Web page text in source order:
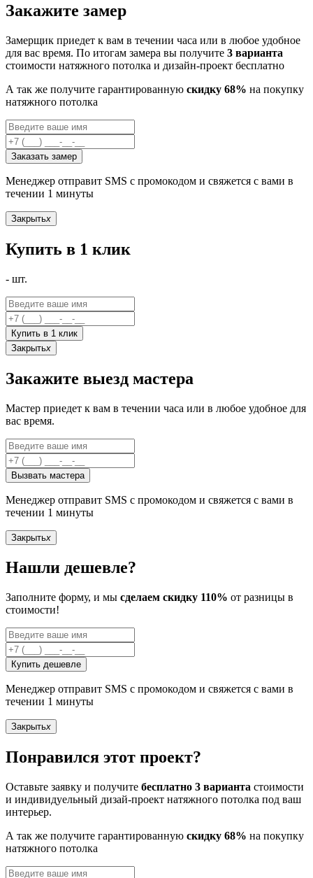
Закажите замер
Замерщик приедет к вам в течении часа или в любое удобное
для вас время. По итогам замера вы получите 3 варианта
стоимости натяжного потолка и дизайн-проект бесплатно
А так же получите гарантированную скидку 68% на покупку
натяжного потолка
Заказать замер
Менеджер отправит SMS с промокодом и свяжется с вами в
течении 1 минуты
Закрытьx
Купить в 1 клик
- шт.
Купить в 1 клик
Закрытьx
Закажите выезд мастера
Мастер приедет к вам в течении часа или в любое удобное для
вас время.
Вызвать мастера
Менеджер отправит SMS с промокодом и свяжется с вами в
течении 1 минуты
Закрытьx
Нашли дешевле?
Заполните форму, и мы сделаем скидку 110% от разницы в
стоимости!
Купить дешевле
Менеджер отправит SMS с промокодом и свяжется с вами в
течении 1 минуты
Закрытьx
Понравился этот проект?
Оставьте заявку и получите бесплатно 3 варианта стоимости
и индивидуельный дизай-проект натяжного потолка под ваш
интерьер.
А так же получите гарантированную скидку 68% на покупку
натяжного потолка